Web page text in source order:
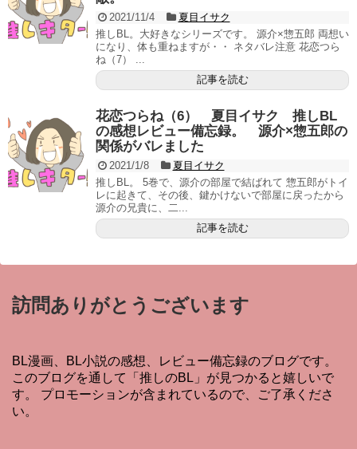
2021/11/4
夏目イサク
推しBL。大好きなシリーズです。 源介×惣五郎 両想い
になり、体も重ねますが・・ ネタバレ注意 花恋つら
ね（7） ...
記事を読む
花恋つらね（6） 夏目イサク 推しBL
の感想レビュー備忘録。 源介×惣五郎の
関係がバレました
2021/1/8
夏目イサク
推しBL。 5巻で、源介の部屋で結ばれて 惣五郎がトイ
レに起きて、その後、鍵かけないで部屋に戻ったから
源介の兄貴に、二...
記事を読む
訪問ありがとうございます
BL漫画、BL小説の感想、レビュー備忘録のブログです。
このブログを通して「推しのBL」が見つかると嬉しいで
す。 プロモーションが含まれているので、ご了承くださ
い。